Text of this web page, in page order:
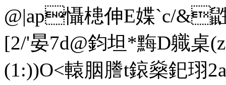
@|ap懾槵伸E媟`c/
[2/'晏7d@鈞坦*黣D軄桌
(1:))O<轅胭謄t鎄燊